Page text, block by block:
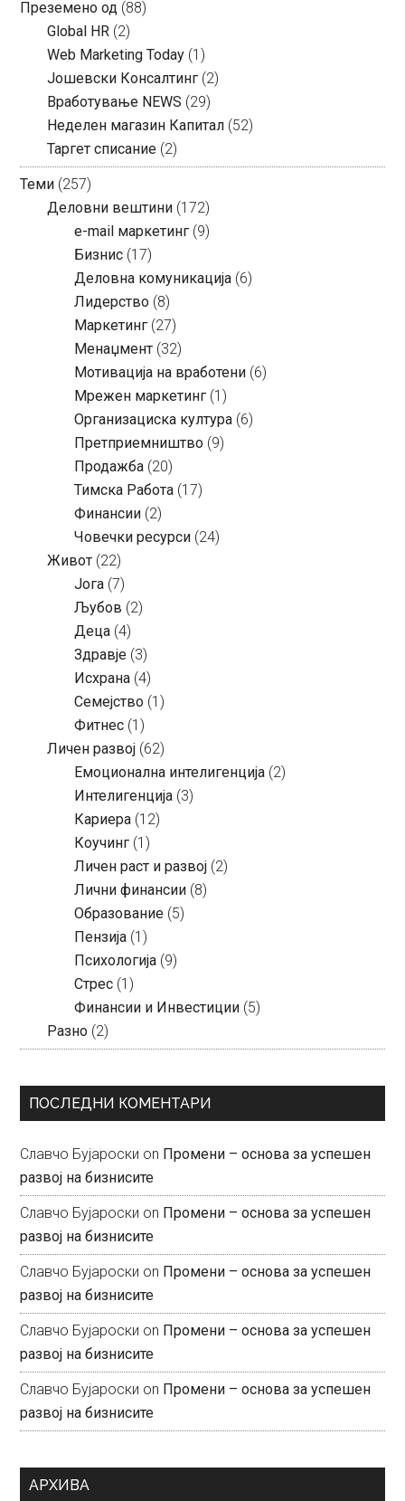
Преземено од (88)
Global HR (2)
Web Marketing Today (1)
Јошевски Консалтинг (2)
Вработување NEWS (29)
Неделен магазин Капитал (52)
Таргет списание (2)
Теми (257)
Деловни вештини (172)
e-mail маркетинг (9)
Бизнис (17)
Деловна комуникација (6)
Лидерство (8)
Маркетинг (27)
Менаџмент (32)
Мотивација на вработени (6)
Мрежен маркетинг (1)
Организациска култура (6)
Претприемништво (9)
Продажба (20)
Тимска Работа (17)
Финансии (2)
Човечки ресурси (24)
Живот (22)
Јога (7)
Љубов (2)
Деца (4)
Здравје (3)
Исхрана (4)
Семејство (1)
Фитнес (1)
Личен развој (62)
Емоционална интелигенција (2)
Интелигенција (3)
Кариера (12)
Коучинг (1)
Личен раст и развој (2)
Лични финансии (8)
Образование (5)
Пензија (1)
Психологија (9)
Стрес (1)
Финансии и Инвестиции (5)
Разно (2)
ПОСЛЕДНИ КОМЕНТАРИ
Славчо Бујароски on Промени – основа за успешен
развој на бизнисите
Славчо Бујароски on Промени – основа за успешен
развој на бизнисите
Славчо Бујароски on Промени – основа за успешен
развој на бизнисите
Славчо Бујароски on Промени – основа за успешен
развој на бизнисите
Славчо Бујароски on Промени – основа за успешен
развој на бизнисите
АРХИВА